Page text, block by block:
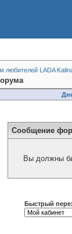
LADA
Сообщение
Вы должны
Быстрый